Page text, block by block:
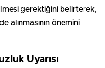
gerektiğini belirterek,
alınmasının önemini
Uyarısı